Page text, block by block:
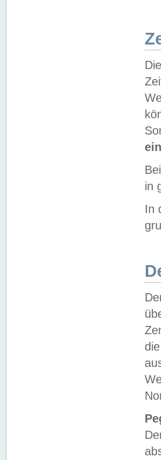
in
In